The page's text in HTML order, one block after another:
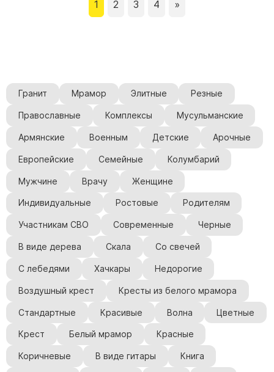
1 2 3 4 »
Гранит Мрамор Элитные Резные
Православные Комплексы Мусульманские
Армянские Военным Детские Арочные
Европейские Семейные Колумбарий
Мужчине Врачу Женщине
Индивидуальные Ростовые Родителям
Участникам СВО Современные Черные
В виде дерева Скала Со свечей
С лебедями Хачкары Недорогие
Воздушный крест Кресты из белого мрамора
Стандартные Красивые Волна Цветные
Крест Белый мрамор Красные
Коричневые В виде гитары Книга